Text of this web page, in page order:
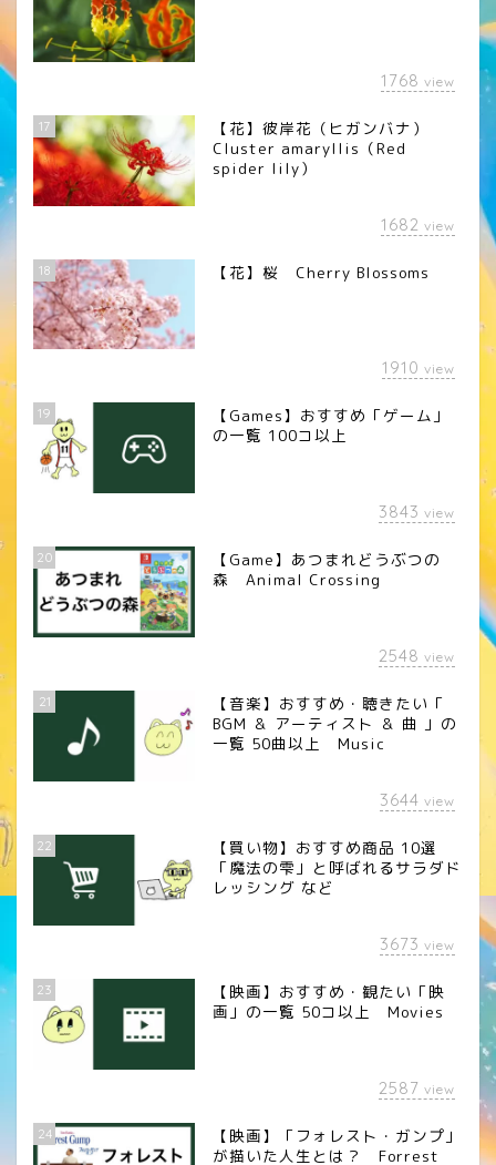
1768 view
17
【花】彼岸花（ヒガンバナ）
Cluster amaryllis（Red
spider lily）
1682 view
18 【花】桜 Cherry Blossoms
1910 view
19
【Games】おすすめ「ゲーム」
の一覧 100コ以上
3843 view
20
【Game】あつまれどうぶつの
森 Animal Crossing
2548 view
21
【音楽】おすすめ・聴きたい「
BGM ＆ アーティスト ＆ 曲 」の
一覧 50曲以上 Music
3644 view
22
【買い物】おすすめ商品 10選
「魔法の雫」と呼ばれるサラダド
レッシング など
3673 view
23
【映画】おすすめ・観たい「映
画」の一覧 50コ以上 Movies
2587 view
24
【映画】「フォレスト・ガンプ」
が描いた人生とは？ Forrest